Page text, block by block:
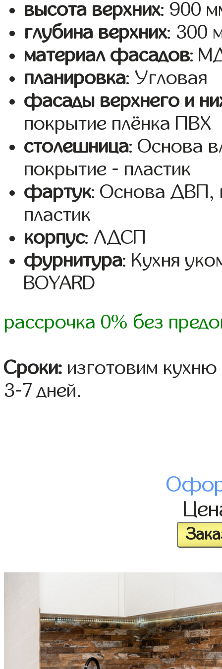
высота верхних: 900
глубина верхних: 300
материал фасадов:
планировка: Угловая
фасады верхнего и
покрытие плёнка ПВХ
столешница: Основа
покрытие - пластик
фартук: Основа ДВП,
пластик
корпус: ЛДСП
фурнитура: Кухня
BOYARD
рассрочка 0% без
Сроки: изготовим
3-7 дней.